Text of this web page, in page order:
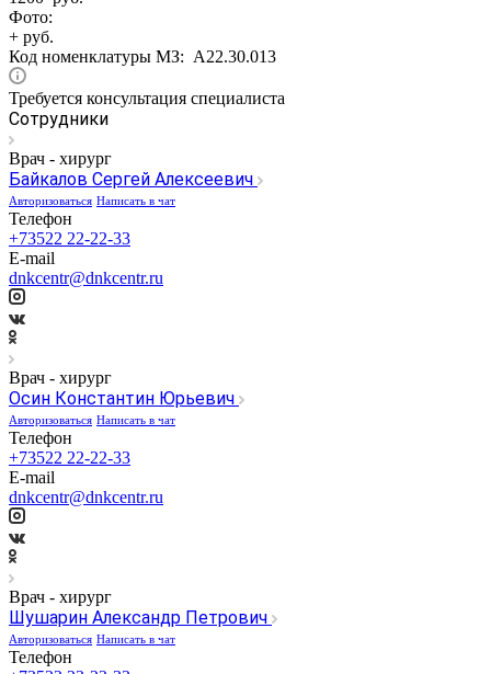
Фото:
+ руб.
Код номенклатуры МЗ: A22.30.013
Требуется консультация специалиста
Сотрудники
Врач - хирург
Байкалов Сергей Алексеевич
Авторизоваться Написать в чат
Телефон
+73522 22-22-33
E-mail
dnkcentr@dnkcentr.ru
Врач - хирург
Осин Константин Юрьевич
Авторизоваться Написать в чат
Телефон
+73522 22-22-33
E-mail
dnkcentr@dnkcentr.ru
Врач - хирург
Шушарин Александр Петрович
Авторизоваться Написать в чат
Телефон